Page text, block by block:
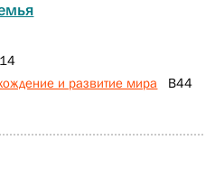
и развитие мира В44